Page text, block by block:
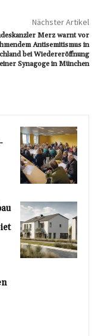
Nächster Artikel
Merz warnt vor
Antisemitismus in
bei Wiedereröffnung
einer Synagoge in München